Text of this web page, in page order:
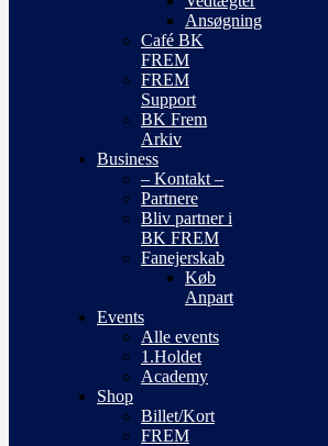
Ansøgning
Café BK
FREM
FREM
Support
BK Frem
Arkiv
Business
– Kontakt –
Partnere
Bliv partner i
BK FREM
Fanejerskab
Køb
Anpart
Events
Alle events
1.Holdet
Academy
Shop
Billet/Kort
FREM